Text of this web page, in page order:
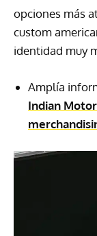
opciones más
custom
identidad muy
Amplía
Indian